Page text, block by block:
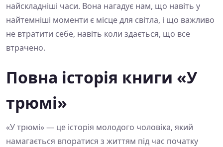
найскладніші часи. Вона нагадує нам, що навіть у
найтемніші моменти є місце для світла, і що важливо
не втратити себе, навіть коли здається, що все
втрачено.
Повна історія книги «У
трюмі»
«У трюмі» — це історія молодого чоловіка, який
намагається впоратися з життям під час початку